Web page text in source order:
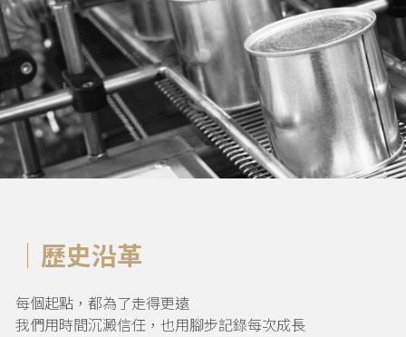
｜歷史沿革
每個起點，都為了走得更遠
我們用時間沉澱信任，也用腳步記錄每次成長